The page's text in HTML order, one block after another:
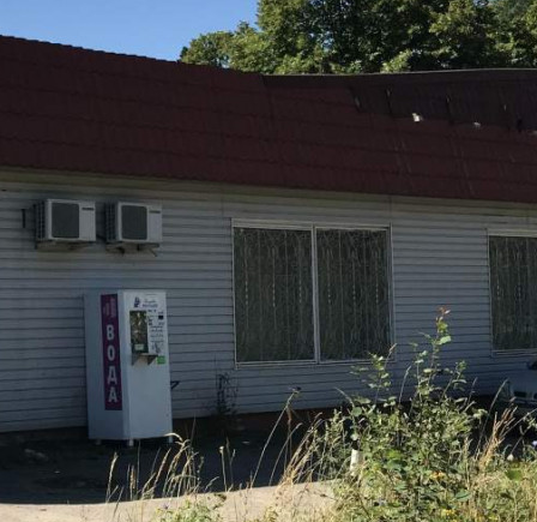
Характеристики помещения
№ объявления
Киржач
Адрес
микрорайон Красный Октябрь, Южный квартал, д.9А
Расположено
Этаж
1
Предлагается
Продажа
Желаемый / подходящий вид деятельности
Не указано
Назначение
Не указано
Размер площади (м2)
334.4
Цена за помещение
10 000 000 руб.
О помещении